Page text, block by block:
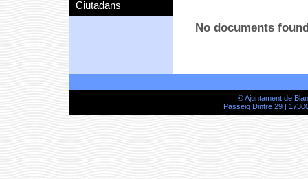
Ciutadans
No documents
© Ajuntament de
Passeig Dintre 29 |